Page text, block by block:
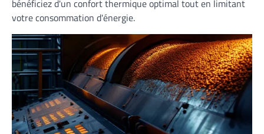
bénéficiez d'un confort thermique optimal tout en limitant
votre consommation d'énergie.